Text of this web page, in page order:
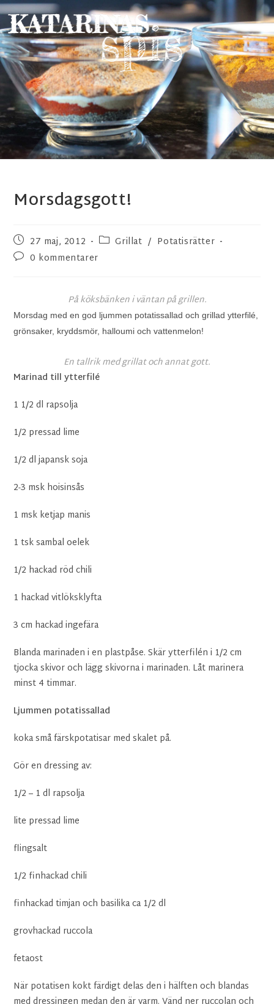
Morsdagsgott!
27 maj, 2012 Grillat / Potatisrätter
0 kommentarer
På köksbänken i väntan på grillen.
Morsdag med en god ljummen potatissallad och grillad ytterfilé,
grönsaker, kryddsmör, halloumi och vattenmelon!
En tallrik med grillat och annat gott.
Marinad till ytterfilé
1 1/2 dl rapsolja
1/2 pressad lime
1/2 dl japansk soja
2-3 msk hoisinsås
1 msk ketjap manis
1 tsk sambal oelek
1/2 hackad röd chili
1 hackad vitlöksklyfta
3 cm hackad ingefära
Blanda marinaden i en plastpåse. Skär ytterfilén i 1/2 cm
tjocka skivor och lägg skivorna i marinaden. Låt marinera
minst 4 timmar.
Ljummen potatissallad
koka små färskpotatisar med skalet på.
Gör en dressing av:
1/2 – 1 dl rapsolja
lite pressad lime
flingsalt
1/2 finhackad chili
finhackad timjan och basilika ca 1/2 dl
grovhackad ruccola
fetaost
När potatisen kokt färdigt delas den i hälften och blandas